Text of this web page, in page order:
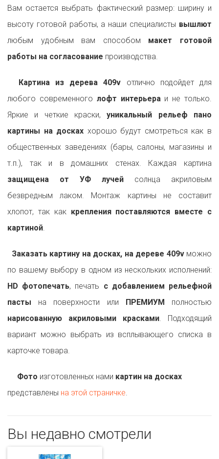
Вам остается выбрать фактический размер: ширину и
высоту готовой работы, а наши специалисты вышлют
любым удобным вам способом макет готовой
работы на согласование производства.
Картина из дерева 409v отлично подойдет для
любого современного лофт интерьераи не только.
Яркие и четкие краски,уникальный рельеф пано
картины на досках хорошо будут смотреться как в
общественных заведениях (бары, салоны, магазины и
т.п.), так и в домашних стенах. Каждая картина
защищена от УФ лучей солнца акриловым
безвредным лаком. Монтаж картины не составит
хлопот, так как крепления поставляются вместе с
картиной.
Заказать картину на досках, на дереве 409vможно
по вашему выбору в одном из нескольких исполнений:
HD фотопечать, печать с добавлением рельефной
пасты на поверхности или ПРЕМИУМ
полностью
нарисованную акриловыми красками. Подходящий
вариант можно выбрать из всплывающего списка в
карточке товара.
Фото изготовленных нами картин на досках
представлены на этой страничке.
Вы недавно смотрели